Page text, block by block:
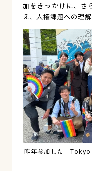
加をきっかけに、さ
え、人権課題への理解
昨年参加した「